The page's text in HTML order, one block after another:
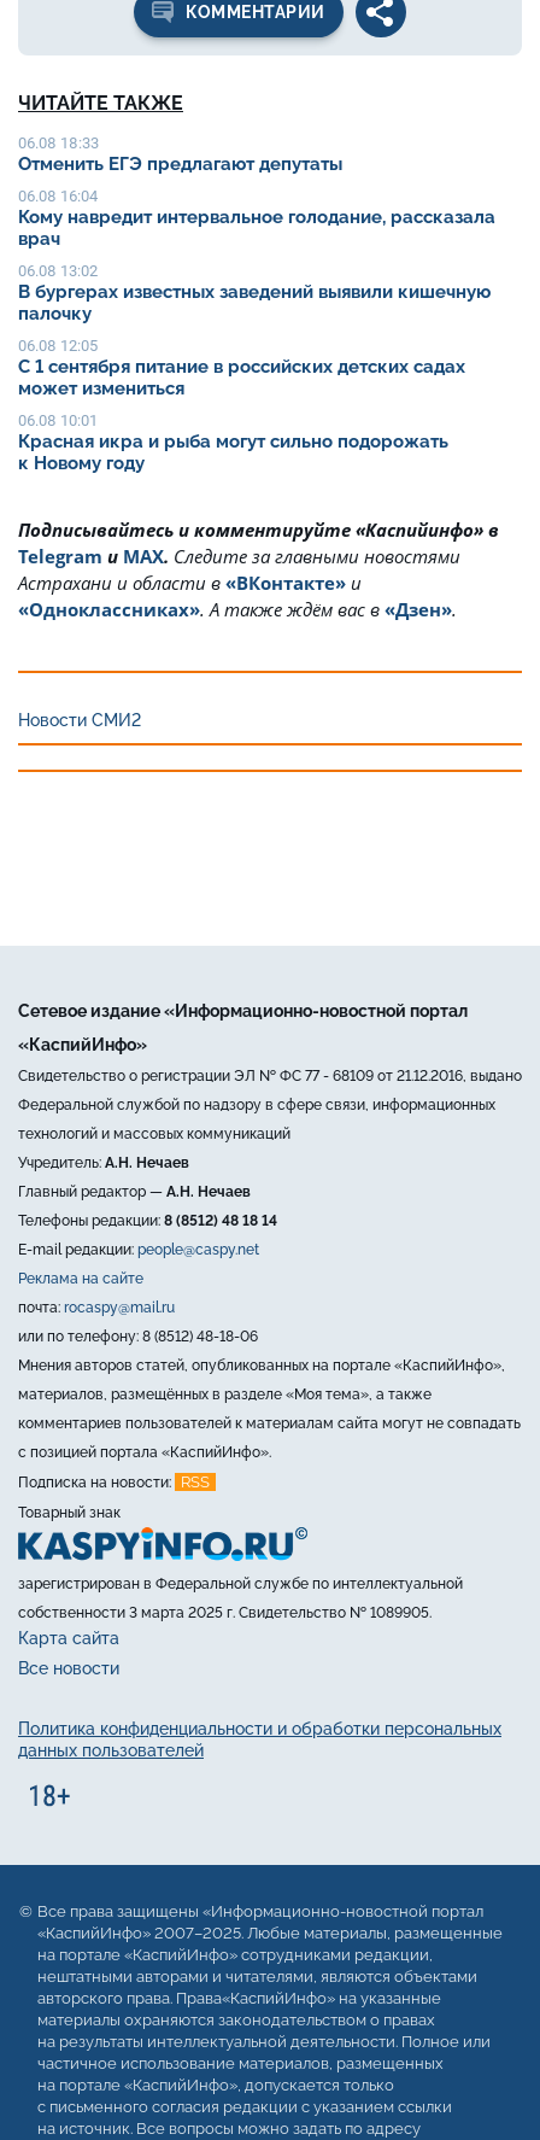
КОММЕНТАРИИ
ЧИТАЙТЕ ТАКЖЕ
06.08 18:33
Отменить ЕГЭ предлагают депутаты
06.08 16:04
Кому навредит интервальное голодание, рассказала
врач
06.08 13:02
В бургерах известных заведений выявили кишечную
палочку
06.08 12:05
С 1 сентября питание в российских детских садах
может измениться
06.08 10:01
Красная икра и рыба могут сильно подорожать
к Новому году
Подписывайтесь и комментируйте «Каспийинфо» в
Telegram и MAX. Cледите за главными новостями
Астрахани и области в «ВКонтакте» и
«Одноклассниках». А также ждём вас в «Дзен».
Новости СМИ2
Сетевое издание «Информационно-новостной портал
«КаспийИнфо»
Свидетельство о регистрации ЭЛ № ФС 77 - 68109 от 21.12.2016, выдано
Федеральной службой по надзору в сфере связи, информационных
технологий и массовых коммуникаций
Учредитель: А.Н. Нечаев
Главный редактор — А.Н. Нечаев
Телефоны редакции: 8 (8512) 48 18 14
E-mail редакции: people@caspy.net
Реклама на сайте
почта: rocaspy@mail.ru
или по телефону: 8 (8512) 48-18-06
Мнения авторов статей, опубликованных на портале «КаспийИнфо»,
материалов, размещённых в разделе «Моя тема», а также
комментариев пользователей к материалам сайта могут не совпадать
с позицией портала «КаспийИнфо».
Подписка на новости:
RSS
Товарный знак
зарегистрирован в Федеральной службе по интеллектуальной
собственности 3 марта 2025 г. Свидетельство № 1089905.
Карта сайта
Все новости
Политика конфиденциальности и обработки персональных
данных пользователей
Все права защищены «Информационно-новостной портал
«КаспийИнфо» 2007–2025. Любые материалы, размещенные
на портале «КаспийИнфо» сотрудниками редакции,
нештатными авторами и читателями, являются объектами
авторского права. Права«КаспийИнфо» на указанные
материалы охраняются законодательством о правах
на результаты интеллектуальной деятельности. Полное или
частичное использование материалов, размещенных
на портале «КаспийИнфо», допускается только
с письменного согласия редакции с указанием ссылки
на источник. Все вопросы можно задать по адресу